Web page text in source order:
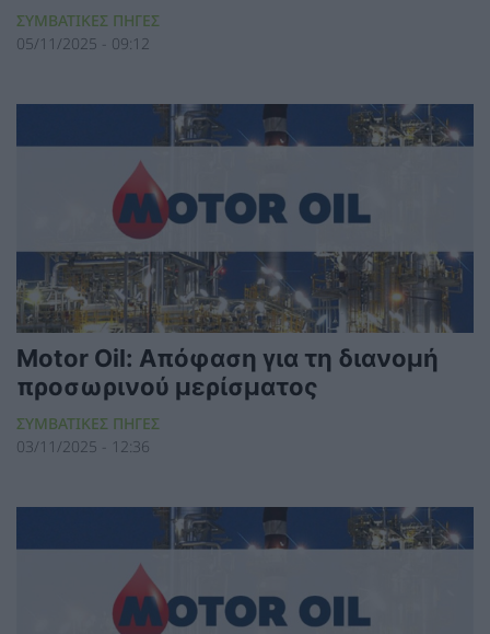
ΣΥΜΒΑΤΙΚΕΣ ΠΗΓΕΣ
05/11/2025 - 09:12
Motor Oil: Απόφαση για τη διανομή
προσωρινού μερίσματος
ΣΥΜΒΑΤΙΚΕΣ ΠΗΓΕΣ
03/11/2025 - 12:36